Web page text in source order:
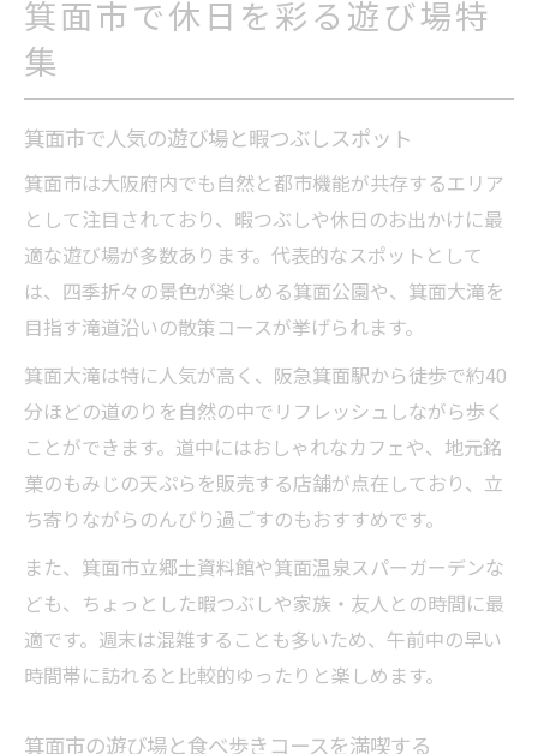
箕面市で休日を彩る遊び場特
集
箕面市で人気の遊び場と暇つぶしスポット
箕面市は大阪府内でも自然と都市機能が共存するエリア
として注目されており、暇つぶしや休日のお出かけに最
適な遊び場が多数あります。代表的なスポットとして
は、四季折々の景色が楽しめる箕面公園や、箕面大滝を
目指す滝道沿いの散策コースが挙げられます。
箕面大滝は特に人気が高く、阪急箕面駅から徒歩で約40
分ほどの道のりを自然の中でリフレッシュしながら歩く
ことができます。道中にはおしゃれなカフェや、地元銘
菓のもみじの天ぷらを販売する店舗が点在しており、立
ち寄りながらのんびり過ごすのもおすすめです。
また、箕面市立郷土資料館や箕面温泉スパーガーデンな
ども、ちょっとした暇つぶしや家族・友人との時間に最
適です。週末は混雑することも多いため、午前中の早い
時間帯に訪れると比較的ゆったりと楽しめます。
箕面市の遊び場と食べ歩きコースを満喫する